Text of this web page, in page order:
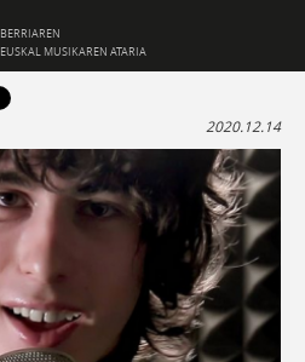
BERRIAREN
EUSKAL MUSIKAREN ATARIA
2020.12.14